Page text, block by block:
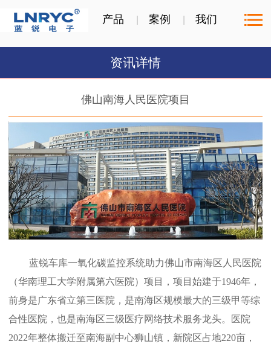
产品 案例 我们
资讯详情
佛山南海人民医院项目
蓝锐车库一氧化碳监控系统助力佛山市南海区人民医院
（华南理工大学附属第六医院）项目，项目始建于1946年，
前身是广东省立第三医院，是南海区规模最大的三级甲等综
合性医院，也是南海区三级医疗网络技术服务龙头。医院
2022年整体搬迁至南海副中心狮山镇，新院区占地220亩，